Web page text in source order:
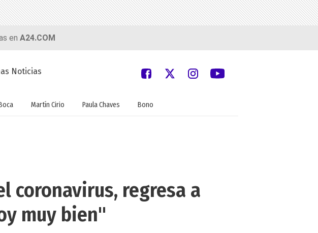
en A24.COM
Noticias
Martín Cirio Paula Chaves Bono
coronavirus, regresa a
muy bien"